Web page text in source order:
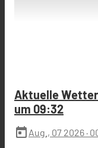
Aktuelle
um 09:32
today Aug., 07 2026 ·